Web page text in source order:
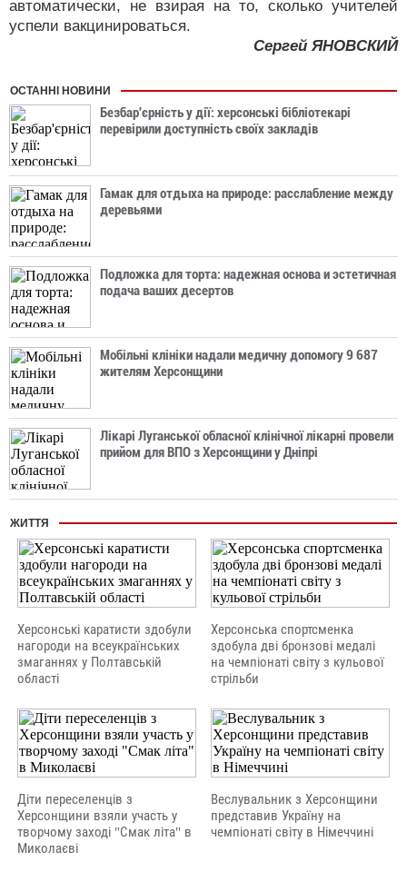
автоматически, не взирая на то, сколько учителей
успели вакцинироваться.
Сергей ЯНОВСКИЙ
ОСТАННІ НОВИНИ
Безбар'єрність у дії: херсонські бібліотекарі
перевірили доступність своїх закладів
Гамак для отдыха на природе: расслабление между
деревьями
Подложка для торта: надежная основа и эстетичная
подача ваших десертов
Мобільні клініки надали медичну допомогу 9 687
жителям Херсонщини
Лікарі Луганської обласної клінічної лікарні провели
прийом для ВПО з Херсонщини у Дніпрі
ЖИТТЯ
Херсонські каратисти здобули
нагороди на всеукраїнських
змаганнях у Полтавській
області
Херсонська спортсменка
здобула дві бронзові медалі
на чемпіонаті світу з кульової
стрільби
Діти переселенців з
Херсонщини взяли участь у
творчому заході "Смак літа" в
Миколаєві
Веслувальник з Херсонщини
представив Україну на
чемпіонаті світу в Німеччині